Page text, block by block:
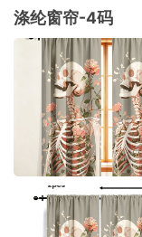
涤纶窗帘-4码